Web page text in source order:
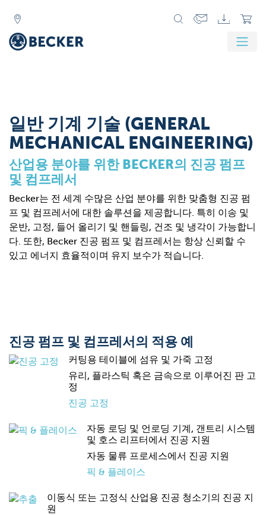
일반 기계 기술 (GENERAL
MECHANICAL ENGINEERING)
산업용 분야를 위한 BECKER의 진공 펌프
및 컴프레서
Becker는 전 세계 수많은 산업 분야를 위한 맞춤형 진공 펌
프 및 컴프레서에 대한 솔루션을 제공합니다. 특히 이송 및
운반, 고정, 들어 올리기 및 핸들링, 건조 및 냉각이 가능합니
다. 또한, Becker 진공 펌프 및 컴프레서는 항상 신뢰할 수
있고 에너지 효율적이며 유지 보수가 적습니다.
진공 펌프 및 컴프레서의 적용 예
커팅용 테이블에 섬유 및 가죽 고정
유리, 플라스틱 혹은 금속으로 이루어진 판 고
정
진공 고정
자동 로딩 및 언로딩 기계, 갠트리 시스템
및 호스 리프터에서 진공 지원
자동 물류 프로세스에서 진공 지원
픽 & 플레이스
이동식 또는 고정식 산업용 진공 청소기의 진공 지
원